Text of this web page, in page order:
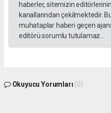
haberler, sitemizin
kanallarından çekilmektedir.
muhataplar haberi geçen
editörü sorumlu tutulamaz...
Okuyucu Yorumları (0)